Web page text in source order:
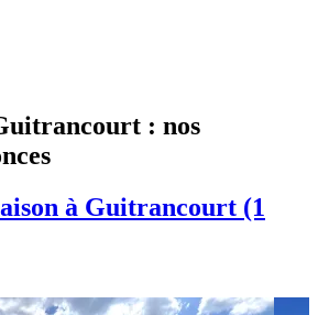
: nos
à Guitrancourt (1